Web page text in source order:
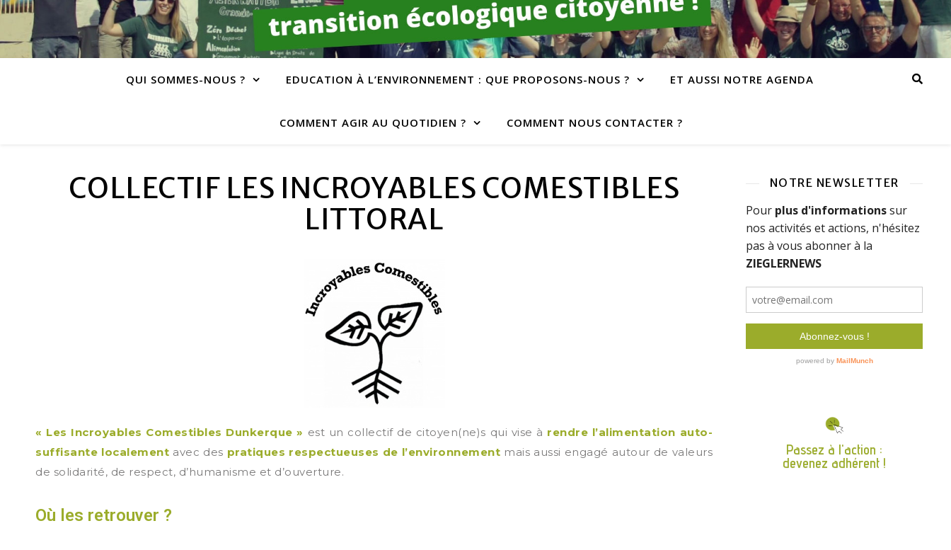
QUI SOMMES-NOUS ? EDUCATION À L’ENVIRONNEMENT : QUE PROPOSONS-NOUS ? ET AUSSI NOTRE AGENDA
COMMENT AGIR AU QUOTIDIEN ? COMMENT NOUS CONTACTER ?
COLLECTIF LES INCROYABLES COMESTIBLES
LITTORAL
« Les Incroyables Comestibles Dunkerque » est un collectif de citoyen(ne)s qui vise à rendre l’alimentation auto-
suffisante localement avec des pratiques respectueuses de l’environnement mais aussi engagé autour de valeurs
de solidarité, de respect, d’humanisme et d’ouverture.
Où les retrouver ?
NOTRE NEWSLETTER
Passez à l'action :
devenez adhérent !